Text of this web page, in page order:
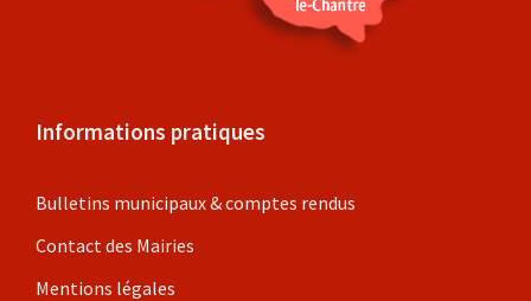
Informations pratiques
Bulletins municipaux & comptes rendus
Contact des Mairies
Mentions légales